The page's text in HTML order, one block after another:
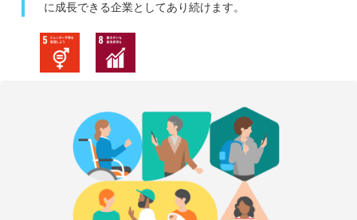
に成長できる企業としてあり続けます。